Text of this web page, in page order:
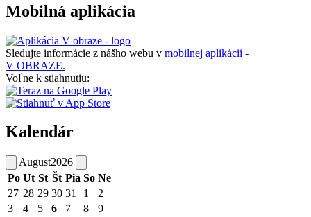
Mobilná aplikácia
Sledujte informácie z nášho webu v mobilnej aplikácii -
V OBRAZE.
Voľne k stiahnutiu:
Kalendár
August2026
Po Ut St Št Pia So Ne
27 28 29 30 31 1
2
3
4 5 6 7 8
9